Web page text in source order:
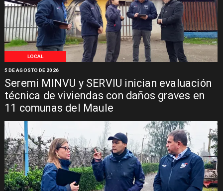
LOCAL
Seremi MINVU y SERVIU inician evaluación
técnica de viviendas con daños graves en
11 comunas del Maule
5 DE AGOSTO DE 2026